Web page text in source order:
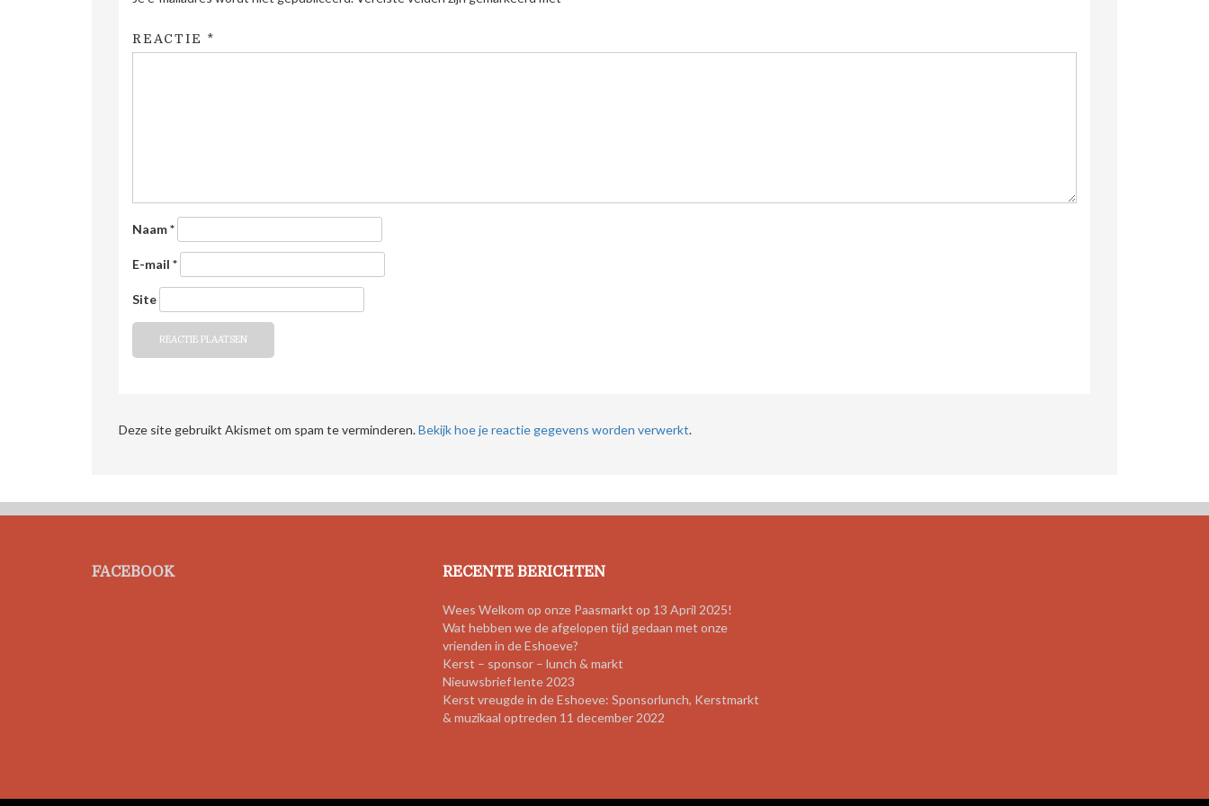
REACTIE *
Naam*
E-mail *
Site
Deze site gebruikt Akismet om spam te verminderen.Bekijk hoe je reactie gegevens worden verwerkt.
FACEBOOK RECENTE BERICHTEN
Wees Welkom op onze Paasmarkt op 13 April 2025!
Wat hebben we de afgelopen tijd gedaan met onze
vrienden in de Eshoeve?
Kerst – sponsor – lunch & markt
Nieuwsbrief lente 2023
Kerst vreugde in de Eshoeve: Sponsorlunch, Kerstmarkt
& muzikaal optreden 11 december 2022